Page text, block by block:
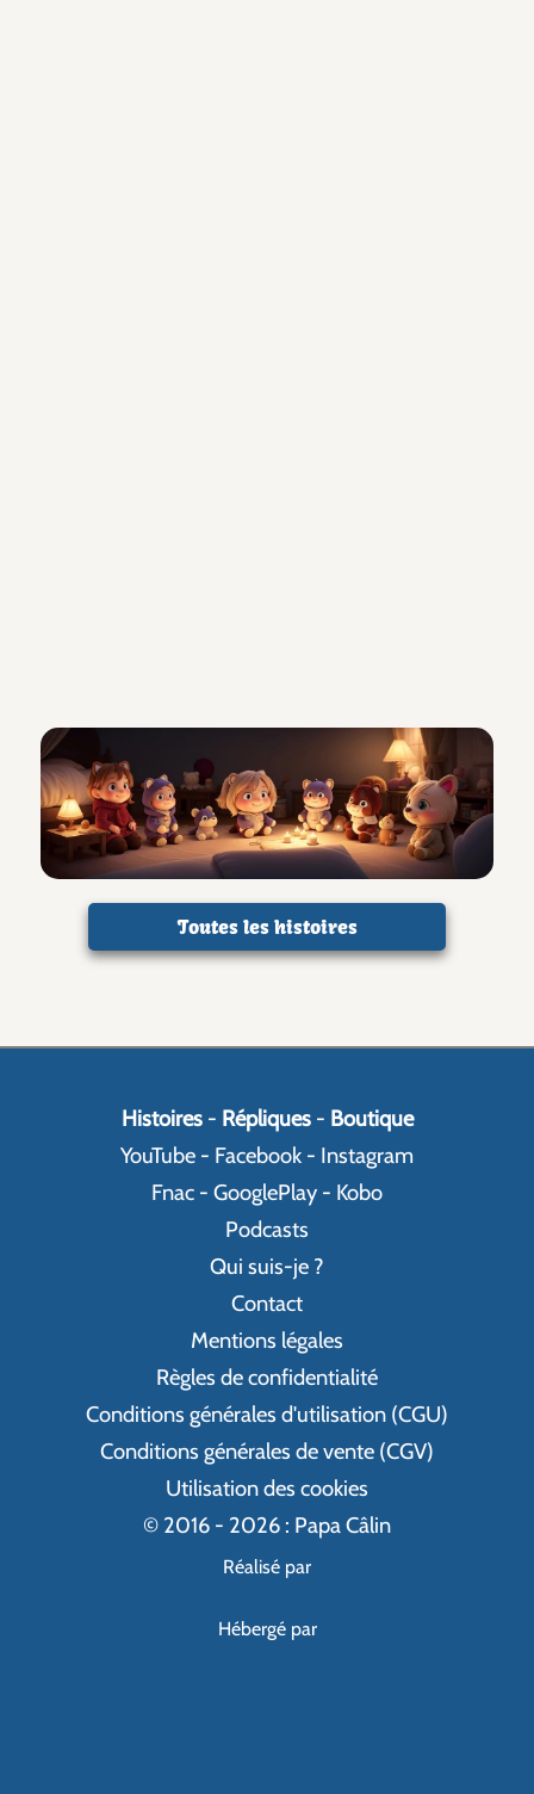
Toutes les histoires
Histoires- Répliques- Boutique
YouTube - Facebook - Instagram
Fnac - GooglePlay - Kobo
Podcasts
Qui suis-je ?
Contact
Mentions légales
Règles de confidentialité
Conditions générales d'utilisation (CGU)
Conditions générales de vente (CGV)
Utilisation des cookies
© 2016 - 2026 : Papa Câlin
Réalisé par
Hébergé par